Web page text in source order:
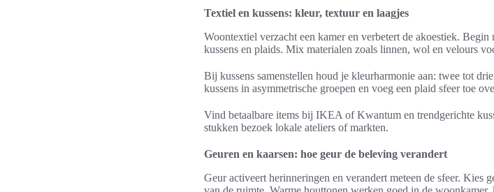
Textiel en kussens: kleur, textuur en laagjes
Woontextiel verzacht een kamer en verbetert de akoestiek.
kussens en plaids. Mix materialen zoals linnen, wol en velours
Bij kussens samenstellen houd je kleurharmonie aan: twee tot
kussens in asymmetrische groepen en voeg een plaid sfeer toe
Vind betaalbare items bij IKEA of Kwantum en trendgerichte
stukken bezoek lokale ateliers of markten.
Geuren en kaarsen: hoe geur de beleving verandert
Geur activeert herinneringen en verandert meteen de sfeer. Kies